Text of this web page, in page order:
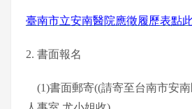
臺南市立安南醫院應徵履歷表點
2. 書面報名
(1)書面郵寄((請寄至台南市安南